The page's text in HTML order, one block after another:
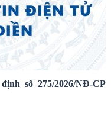
số 275/2026/NĐ-CP